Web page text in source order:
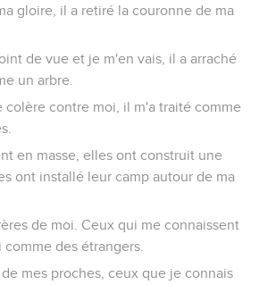
gloire, il a retiré la couronne de ma
de vue et je m'en vais, il a arraché
un arbre.
colère contre moi, il m'a traité comme
en masse, elles ont construit une
ont installé leur camp autour de ma
de moi. Ceux qui me connaissent
des étrangers.
mes proches, ceux que je connais